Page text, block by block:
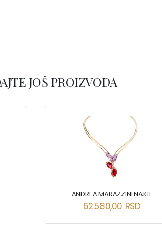
JOŠ PROIZVODA
ANDREA MARAZZINI NAKIT
62.580,00 RSD